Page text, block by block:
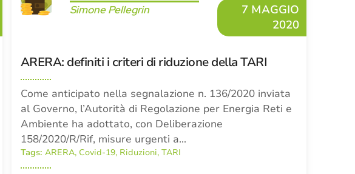
Simone Pellegrin
7 MAGGIO
2020
ARERA: definiti i criteri di riduzione della TARI
Come anticipato nella segnalazione n. 136/2020 inviata
al Governo, l’Autorità di Regolazione per Energia Reti e
Ambiente ha adottato, con Deliberazione
158/2020/R/Rif, misure urgenti a…
Tags: ARERA, Covid-19, Riduzioni, TARI